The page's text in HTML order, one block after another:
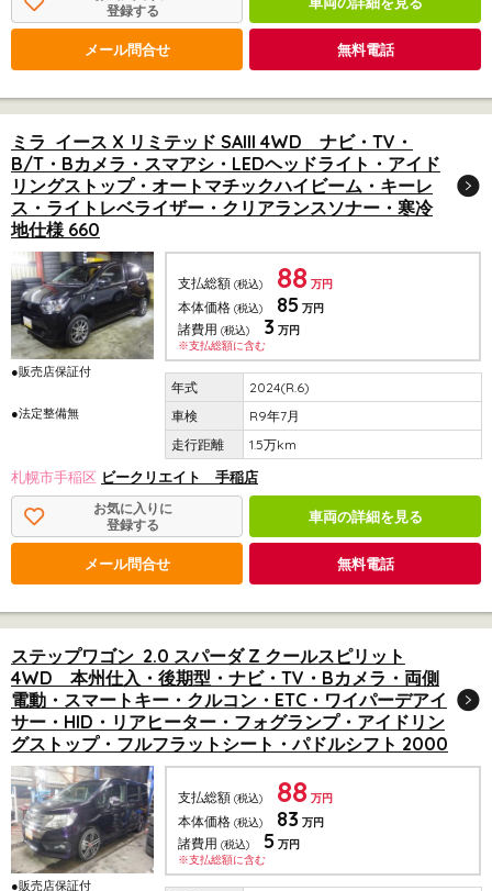
登録する
メール問合せ 無料電話
ミラ イース X リミテッド SAIII 4WD ナビ・TV・
B/T・Bカメラ・スマアシ・LEDヘッドライト・アイド
リングストップ・オートマチックハイビーム・キーレ
ス・ライトレベライザー・クリアランスソナー・寒冷
地仕様 660
●販売店保証付
●法定整備無
支払総額 (税込) 88 万円
本体価格 (税込) 85 万円
諸費用 (税込) 3 万円
※支払総額に含む
2024(R.6)
R9年7月
1.5万km
札幌市手稲区 ビークリエイト 手稲店
お気に入りに
登録する
車両の詳細を見る
メール問合せ 無料電話
ステップワゴン 2.0 スパーダ Z クールスピリット
4WD 本州仕入・後期型・ナビ・TV・Bカメラ・両側
電動・スマートキー・クルコン・ETC・ワイパーデアイ
サー・HID・リアヒーター・フォグランプ・アイドリン
グストップ・フルフラットシート・パドルシフト 2000
●販売店保証付
支払総額 (税込) 88 万円
本体価格 (税込) 83 万円
諸費用 (税込) 5 万円
※支払総額に含む